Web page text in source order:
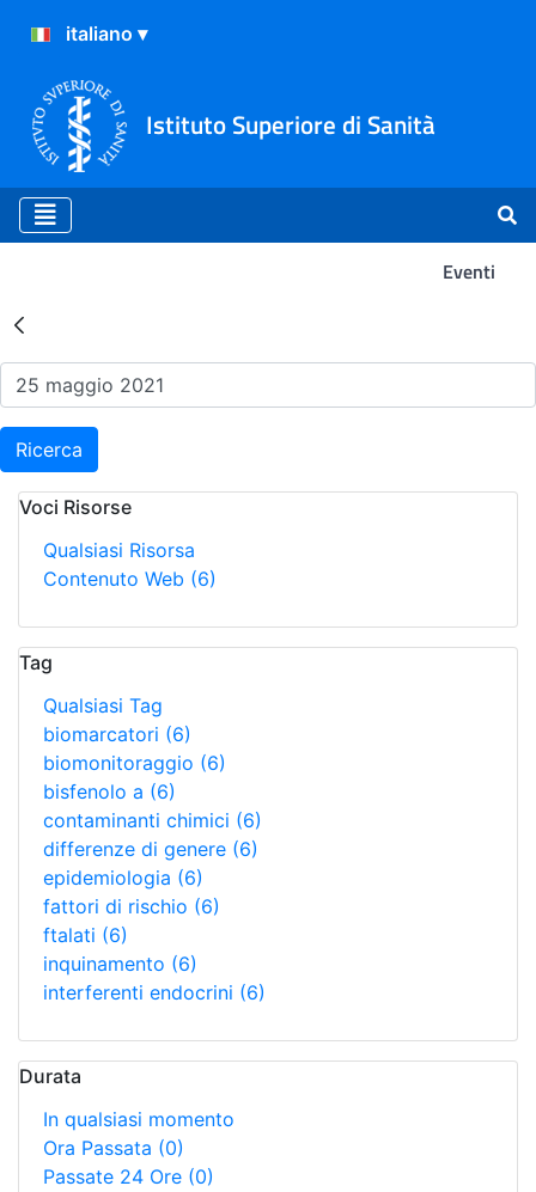
Istituto Superiore di Sanità
Eventi
Risultati della Ricerca -
Ricerca
Voci Risorse
Qualsiasi Risorsa
Contenuto Web (6)
Tag
Qualsiasi Tag
biomarcatori (6)
biomonitoraggio (6)
bisfenolo a (6)
contaminanti chimici (6)
differenze di genere (6)
epidemiologia (6)
fattori di rischio (6)
ftalati (6)
inquinamento (6)
interferenti endocrini (6)
Durata
In qualsiasi momento
Ora Passata (0)
Passate 24 Ore (0)